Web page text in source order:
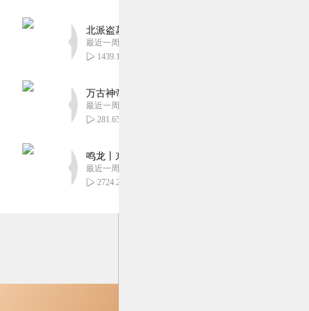
2
2
北派盗墓笔记丨头陀渊出品丨悬疑灵异丨摸金校尉
最近一周更新
1439.10万
万古神帝丨玄幻丨热血丨紫襟团队演播丨多人有声
最近一周更新
281.65万
鸣龙丨东方玄幻丨紫襟团队丨轻松搞笑丨多人有声
最近一周更新
2724.21万